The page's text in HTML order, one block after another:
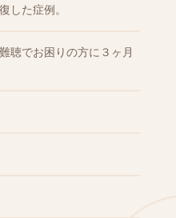
した症例。
聴でお困りの方に３ヶ月